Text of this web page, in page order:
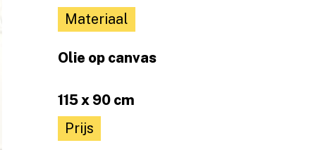
Materiaal
Olie op canvas
115 x 90 cm
Prijs